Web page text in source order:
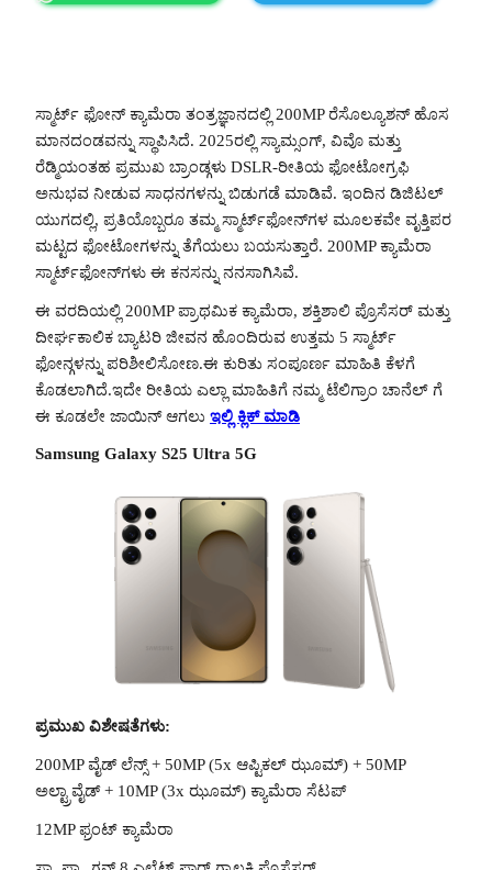
ಸ್ಮಾರ್ಟ್ ಫೋನ್ ಕ್ಯಾಮೆರಾ ತಂತ್ರಜ್ಞಾನದಲ್ಲಿ 200MP ರೆಸೊಲ್ಯೂಶನ್ ಹೊಸ
ಮಾನದಂಡವನ್ನು ಸ್ಥಾಪಿಸಿದೆ. 2025ರಲ್ಲಿ ಸ್ಯಾಮ್ಸಂಗ್, ವಿವೊ ಮತ್ತು
ರೆಡ್ಮಿಯಂತಹ ಪ್ರಮುಖ ಬ್ರಾಂಡ್ಗಳು DSLR-ರೀತಿಯ ಫೋಟೋಗ್ರಫಿ
ಅನುಭವ ನೀಡುವ ಸಾಧನಗಳನ್ನು ಬಿಡುಗಡೆ ಮಾಡಿವೆ. ಇಂದಿನ ಡಿಜಿಟಲ್
ಯುಗದಲ್ಲಿ, ಪ್ರತಿಯೊಬ್ಬರೂ ತಮ್ಮ ಸ್ಮಾರ್ಟ್‌ಫೋನ್‌ಗಳ ಮೂಲಕವೇ ವೃತ್ತಿಪರ
ಮಟ್ಟದ ಫೋಟೋಗಳನ್ನು ತೆಗೆಯಲು ಬಯಸುತ್ತಾರೆ. 200MP ಕ್ಯಾಮೆರಾ
ಸ್ಮಾರ್ಟ್‌ಫೋನ್‌ಗಳು ಈ ಕನಸನ್ನು ನನಸಾಗಿಸಿವೆ.
ಈ ವರದಿಯಲ್ಲಿ 200MP ಪ್ರಾಥಮಿಕ ಕ್ಯಾಮೆರಾ, ಶಕ್ತಿಶಾಲಿ ಪ್ರೊಸೆಸರ್ ಮತ್ತು
ದೀರ್ಘಕಾಲಿಕ ಬ್ಯಾಟರಿ ಜೀವನ ಹೊಂದಿರುವ ಉತ್ತಮ 5 ಸ್ಮಾರ್ಟ್
ಫೋನ್ಗಳನ್ನು ಪರಿಶೀಲಿಸೋಣ.ಈ ಕುರಿತು ಸಂಪೂರ್ಣ ಮಾಹಿತಿ ಕೆಳಗೆ
ಕೊಡಲಾಗಿದೆ.ಇದೇ ರೀತಿಯ ಎಲ್ಲಾ ಮಾಹಿತಿಗೆ ನಮ್ಮ ಟೆಲಿಗ್ರಾಂ ಚಾನೆಲ್ ಗೆ
ಈ ಕೂಡಲೇ ಜಾಯಿನ್ ಆಗಲು ಇಲ್ಲಿ ಕ್ಲಿಕ್ ಮಾಡಿ
Samsung Galaxy S25 Ultra 5G
ಪ್ರಮುಖ ವಿಶೇಷತೆಗಳು:
200MP ವೈಡ್ ಲೆನ್ಸ್ + 50MP (5x ಆಪ್ಟಿಕಲ್ ಝೂಮ್) + 50MP
ಅಲ್ಟ್ರಾವೈಡ್ + 10MP (3x ಝೂಮ್) ಕ್ಯಾಮೆರಾ ಸೆಟಪ್
12MP ಫ್ರಂಟ್ ಕ್ಯಾಮೆರಾ